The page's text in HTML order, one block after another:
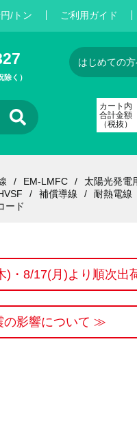
/トン ご利用ガイド
く）
はじめての
カート内
合計金額
（税抜）
EM-LMFC 太陽光発電
補償導線 耐熱電線
ード
)・8/17(月)より順次出
の影響について ≫